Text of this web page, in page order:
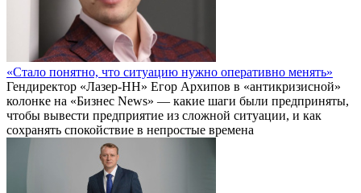
«Стало понятно, что ситуацию нужно оперативно менять»
Гендиректор «Лазер-НН» Егор Архипов в «антикризисной»
колонке на «Бизнес News» — какие шаги были предприняты,
чтобы вывести предприятие из сложной ситуации, и как
сохранять спокойствие в непростые времена